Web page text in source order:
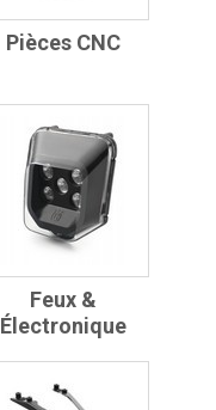
Pièces CNC
Feux &
Électronique